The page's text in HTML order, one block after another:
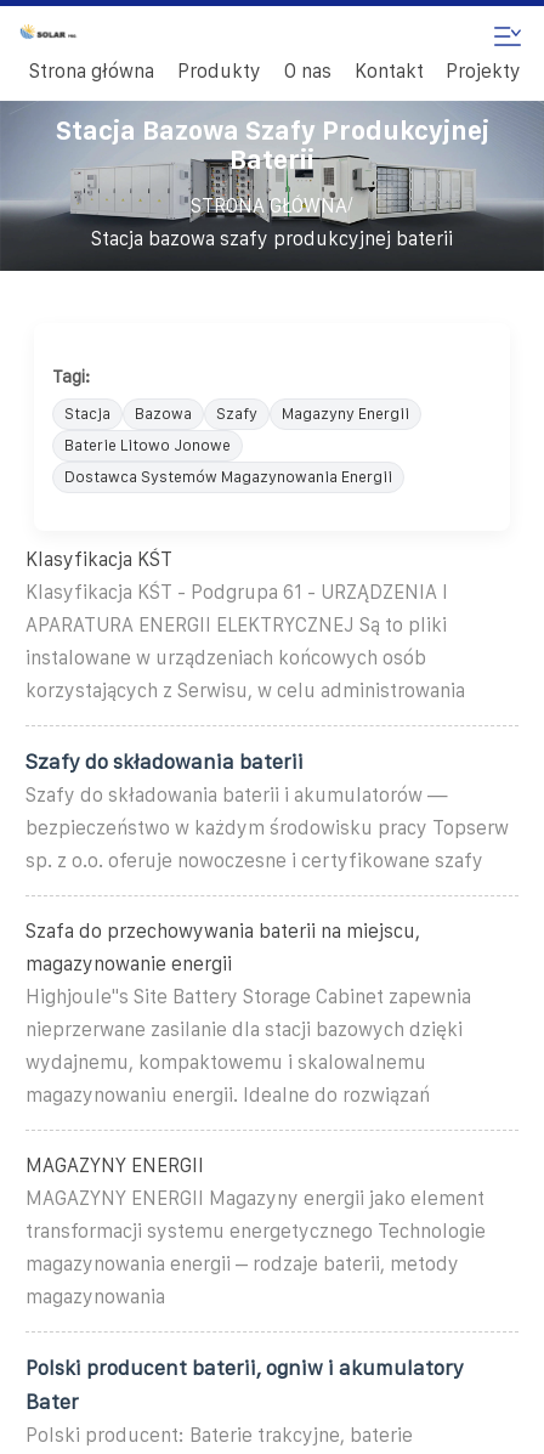
Strona główna Produkty O nas Kontakt Projekty
Stacja Bazowa Szafy Produkcyjnej
Baterii
STRONA GŁÓWNA/
Stacja bazowa szafy produkcyjnej baterii
Tagi:
Stacja Bazowa Szafy
Magazyny Energii
Baterie Litowo Jonowe
Dostawca Systemów Magazynowania Energii
Klasyfikacja KŚT
Klasyfikacja KŚT - Podgrupa 61 - URZĄDZENIA I
APARATURA ENERGII ELEKTRYCZNEJ Są to pliki
instalowane w urządzeniach końcowych osób
korzystających z Serwisu, w celu administrowania
Szafy do składowania baterii
Szafy do składowania baterii i akumulatorów —
bezpieczeństwo w każdym środowisku pracy Topserw
sp. z o.o. oferuje nowoczesne i certyfikowane szafy
Szafa do przechowywania baterii na miejscu,
magazynowanie energii
Highjoule''s Site Battery Storage Cabinet zapewnia
nieprzerwane zasilanie dla stacji bazowych dzięki
wydajnemu, kompaktowemu i skalowalnemu
magazynowaniu energii. Idealne do rozwiązań
MAGAZYNY ENERGII
MAGAZYNY ENERGII Magazyny energii jako element
transformacji systemu energetycznego Technologie
magazynowania energii – rodzaje baterii, metody
magazynowania
Polski producent baterii, ogniw i akumulatory
Bater
Polski producent: Baterie trakcyjne, baterie